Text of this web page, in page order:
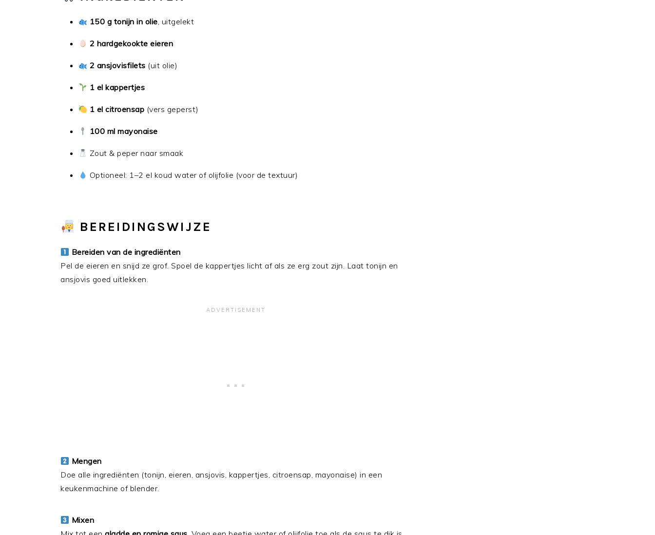
150 g tonijn in olie, uitgelekt
2 hardgekookte eieren
2 ansjovisfilets (uit olie)
1 el kappertjes
1 el citroensap (vers geperst)
100 ml mayonaise
Zout & peper naar smaak
Optioneel: 1–2 el koud water of olijfolie (voor de textuur)
BEREIDINGSWIJZE
Bereiden van de ingrediënten
Pel de eieren en snijd ze grof. Spoel de kappertjes licht af als ze erg zout zijn. Laat tonijn en
ansjovis goed uitlekken.
Mengen
Doe alle ingrediënten (tonijn, eieren, ansjovis, kappertjes, citroensap, mayonaise) in een
keukenmachine of blender.
Mixen